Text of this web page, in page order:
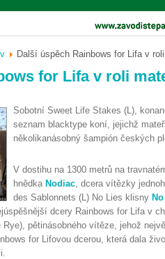
Další úspěch Rainbows for Lifa v
for Lifa v roli
Sobotní Sweet Life Stakes (L),
seznam blacktype koní, jejichž
několikanásobný šampión českých
V dostihu na 1300 metrů na
hnědka Nodiac, dcera vítězky
des Sablonnets (L) No Lies klisny
dcery Rainbows for Lifa v
Rye), pětinásobného vítěze, jehož
for Lifovou dcerou, která dala